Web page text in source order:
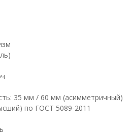
35 мм / 60 мм (асимметричный)
по ГОСТ 5089-2011